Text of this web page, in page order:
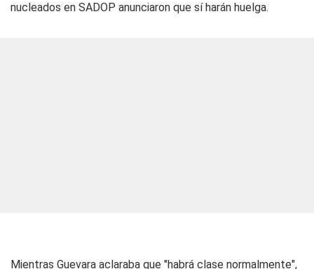
nucleados en SADOP anunciaron que sí harán huelga.
Mientras Guevara aclaraba que "habrá clase normalmente",